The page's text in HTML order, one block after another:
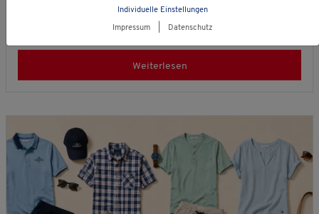
Materialien, bequeme Schuhe und hilfreiche Tipps! Jetzt
stilsicher durch den Sommer. Sommermode: Diese …
Weiterlesen
Individuelle Einstellungen
Impressum Datenschutz